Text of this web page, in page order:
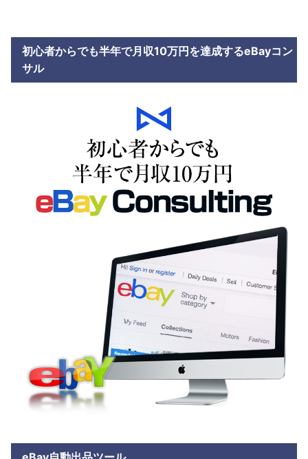
初心者からでも半年で月収10万円を達成するeBayコン
サル